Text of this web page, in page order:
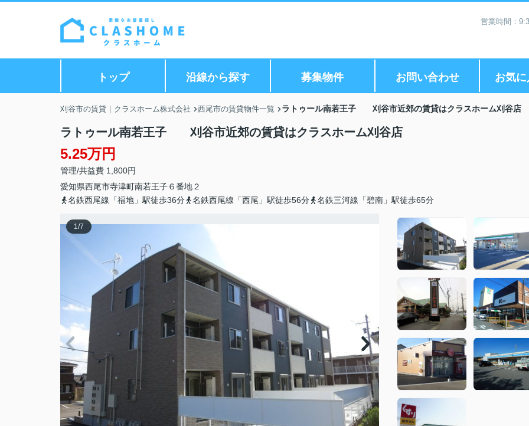
営業時間：
トップ 沿線から探す 募集物件 お問い合わせ お気
刈谷市の賃貸｜クラスホーム株式会社 西尾市の賃貸物件一覧 ラトゥール南若王子 刈谷市近郊の賃貸はクラスホーム刈谷店
ラトゥール南若王子 刈谷市近郊の賃貸はクラスホーム刈谷店
5.25万円
管理/共益費 1,800円
愛知県西尾市寺津町南若王子６番地２
名鉄西尾線「福地」駅徒歩36分
名鉄西尾線「西尾」駅徒歩56分 名鉄三河線「碧南」駅徒歩65分
1/7